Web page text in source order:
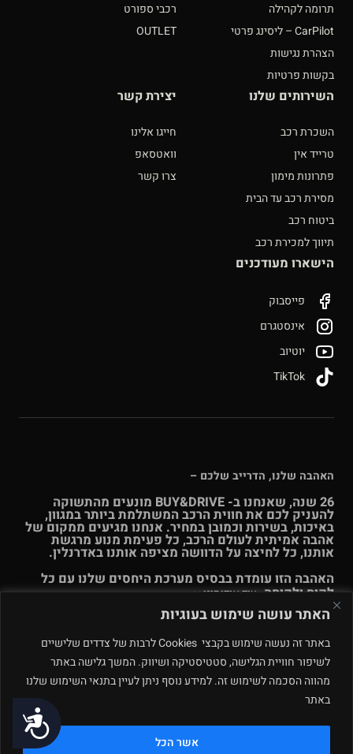
נגישות
האתר עושה שימוש בעוגיות
באתר זה נעשה שימוש בקבצי Cookies לרבות של צדדים שלישיים
לשיפור חוויית הגלישה, סטטיסטיקה ושיווק. המשך גלישה באתר
מהווה הסכמה לשימוש זה. למידע נוסף ניתן לעיין בתנאי השימוש שלנו
באתר
אשר הכל
תרומה לקהילה
CarPilot – ליסינג פרטי
הצהרת נגישות
בקשות פרטיות
רכבי ספורט
OUTLET
השירותים שלנו
השכרת רכב
טרייד אין
פתרונות מימון
מסירת רכב עד הבית
ביטוח רכב
תיווך למכירת רכב
יצירת קשר
חייגו אלינו
וואטסאפ
צרו קשר
הישארו מעודכנים
פייסבוק
אינסטגרם
יוטיוב
האהבה שלנו, הדרייב שלכם –
26 שנה, שאנחנו ב- BUY&DRIVE מונעים מהתשוקה
להעניק לכם את חווית הרכב המשתלמת ביותר במגוון,
באיכות, בשירות וכמובן במחיר. אנחנו מגיעים ממקום של
אהבה אמיתית לעולם הרכב, כל פעימת מנוע מרגשת
אותנו, כל לחיצה על הדוושה מציפה אותנו באדרנלין.
האהבה הזו עומדת בבסיס מערכת היחסים שלנו עם כל
לקוח ולקוחה.עוד אודותינו >>
© Buy & Drive 2004-2026. כל הזכויות באתר זה שמורות. |
תקנון
תנאי שימוש|מדיניות פרטיות – ינואר 2026
רחוב המלאכה 4, מתחם
פולג, נתניה. ט.ל.ח.